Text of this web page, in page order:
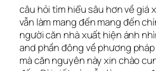
câu hỏi tìm hiểu sâu hơn về giá
vẫn làm mang đến mang đến
người căn nhà xuất hiện ánh
and phần đông về phương
mà căn nguyên này xin chào